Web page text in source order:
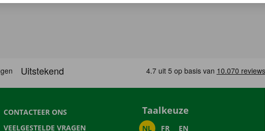
CONTACTEER ONS
VEELGESTELDE VRAGEN
Taalkeuze
NL FR EN